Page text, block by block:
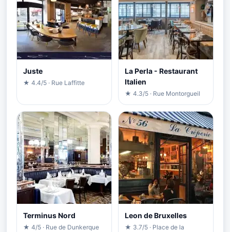
Juste
★ 4.4/5 · Rue Laffitte
La Perla - Restaurant
Italien
★ 4.3/5 · Rue Montorgueil
Terminus Nord
★ 4/5 · Rue de Dunkerque
Leon de Bruxelles
★ 3.7/5 · Place de la